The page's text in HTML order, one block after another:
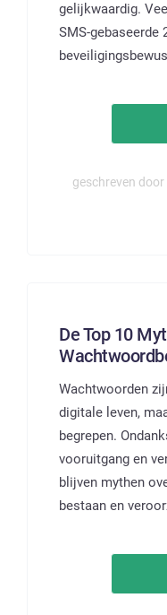
gelijkwaardig.
SMS-gebaseerde
geschreven
De Top 10
Wachtwoorden
digitale leven,
begrepen.
vooruitgang en
blijven mythen
bestaan en